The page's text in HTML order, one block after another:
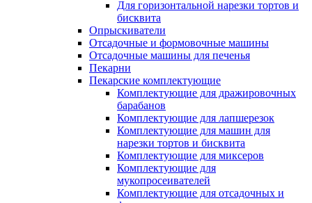
Для горизонтальной нарезки тортов и
бисквита
Опрыскиватели
Отсадочные и формовочные машины
Отсадочные машины для печенья
Пекарни
Пекарские комплектующие
Комплектующие для дражировочных
барабанов
Комплектующие для лапшерезок
Комплектующие для машин для
нарезки тортов и бисквита
Комплектующие для миксеров
Комплектующие для
мукопросеивателей
Комплектующие для отсадочных и